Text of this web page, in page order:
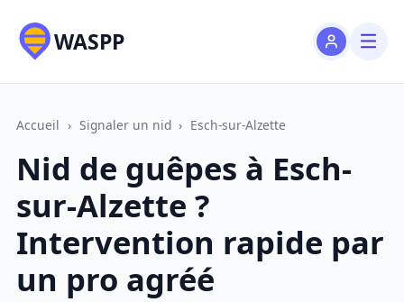
WASPP
Accueil › Signaler un nid › Esch-sur-Alzette
Nid de guêpes à Esch-
sur-Alzette ?
Intervention rapide par
un pro agréé